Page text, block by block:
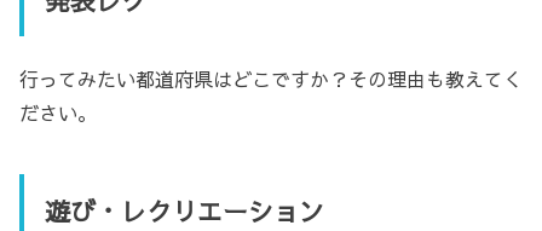
行ってみたい都道府県はどこですか？その理由も教えてく
ださい。
遊び・レクリエーション